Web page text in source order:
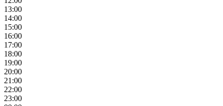
13:00
14:00
15:00
16:00
17:00
18:00
19:00
20:00
21:00
22:00
23:00